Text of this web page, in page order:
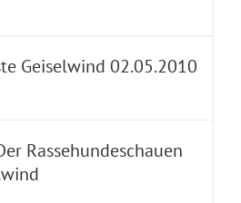
Geiselwind 02.05.2010
Rassehundeschauen